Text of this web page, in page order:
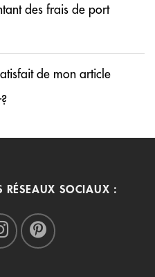
des frais de port
de mon article
RÉSEAUX SOCIAUX :